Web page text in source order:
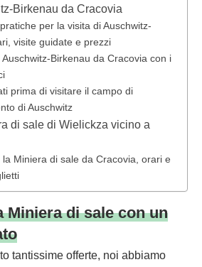
Birkenau da Cracovia
per la visita di Auschwitz-
visite guidate e prezzi
Birkenau da Cracovia con i
prima di visitare il campo di
di Auschwitz
di sale di Wielickza vicino a
la Miniera di sale da Cracovia, orari e
Miniera di sale con un
tantissime offerte, noi abbiamo